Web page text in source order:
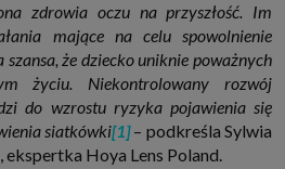
powierzać Twoje dane podwykonawcom IT,
etc. Zrobią to jedynie na
przetwarzania danych zobowiązującej
zabezpieczenia danych i niekorzystania z
znaczników internetowych takich jak pliki
do zbierania i przetwarzania danych
zdrowia oczu na przyszłość. Im
mające na celu spowolnienie
że dziecko uniknie poważnych
życiu. Niekontrolowany rozwój
do wzrostu ryzyka pojawienia się
siatkówki[1]– podkreśla Sylwia
Hoya Lens Poland.